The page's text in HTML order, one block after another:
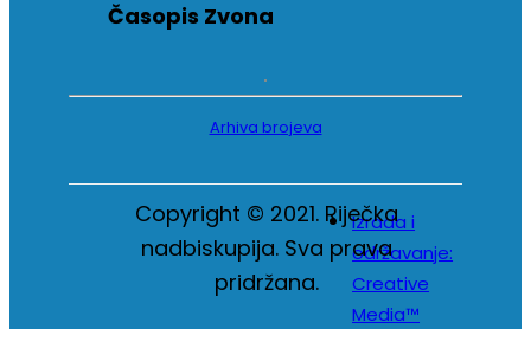
Časopis Zvona
Arhiva brojeva
Copyright © 2021. Riječka
nadbiskupija. Sva prava
pridržana.
Izrada i
održavanje:
Creative
Media™